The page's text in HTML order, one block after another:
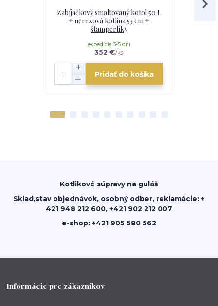
Zabíjačkový smaltovaný kotol 50 L
+ nerezová kotlina 53 cm +
štamperlíky
352 €/ks
expedícia 3-5 dní
Pridať do košíka
Kotlikové súpravy na guláš
Sklad,stav objednávok, osobný odber, reklamácie: +
421 948 212 600, +421 902 212 007
e-shop: +421 905 580 562
Informácie pre zákazníkov